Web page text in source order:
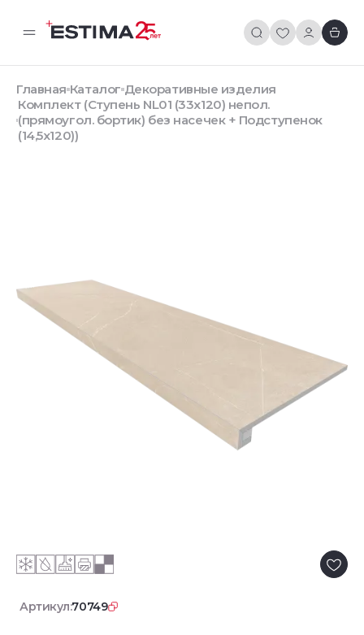
Главная Каталог Декоративные изделия
Комплект (Ступень NL01 (33x120) непол.
(прямоугол. бортик) без насечек + Подступенок
(14,5x120))
Артикул:70749